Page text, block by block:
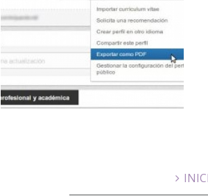
Pasos para
aplicar SEO a un
perfil de
Linkedin